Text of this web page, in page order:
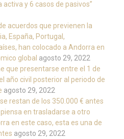
y 6 casos de pasivos”
acuerdos que previenen la
España, Portugal,
han colocado a Andorra en
global agosto 29, 2022
que presentarse entre el 1 de
año civil posterior al periodo de
agosto 29, 2022
restan de los 350.000 € antes
en trasladarse a otro
en este caso, esta es una de
agosto 29, 2022